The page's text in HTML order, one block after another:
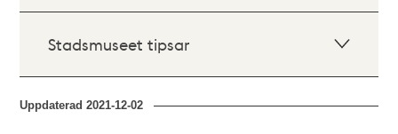
Stadsmuseet tipsar
Uppdaterad2021-12-02